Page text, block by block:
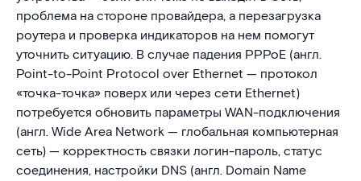
проблема на стороне провайдера, а перезагрузка
роутера и проверка индикаторов на нем помогут
уточнить ситуацию. В случае падения PPPoE (англ.
Point-to-Point Protocol over Ethernet — протокол
«точка-точка» поверх или через сети Ethernet)
потребуется обновить параметры WAN-подключения
(англ. Wide Area Network — глобальная компьютерная
сеть) — корректность связки логин-пароль, статус
соединения, настройки DNS (англ. Domain Name